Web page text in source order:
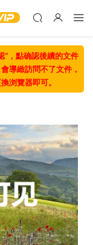
“，點确認後續的文件
導緻訪問不了文件，
浏覽器即可。